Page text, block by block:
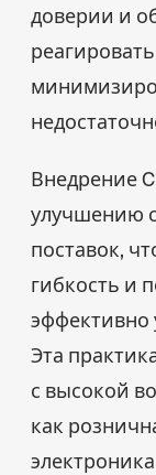
доверии и
Внедрение
улучшению
поставок,
гибкость и
эффективно
Эта
с высокой
как